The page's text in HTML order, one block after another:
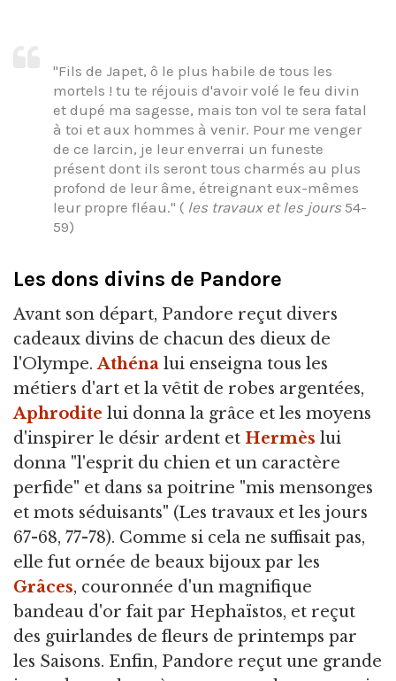
"Fils de Japet, ô le plus habile de tous les
mortels ! tu te réjouis d'avoir volé le feu divin
et dupé ma sagesse, mais ton vol te sera fatal
à toi et aux hommes à venir. Pour me venger
de ce larcin, je leur enverrai un funeste
présent dont ils seront tous charmés au plus
profond de leur âme, étreignant eux-mêmes
leur propre fléau." ( les travaux et les jours 54-
59)
Les dons divins de Pandore
Avant son départ, Pandore reçut divers
cadeaux divins de chacun des dieux de
l'Olympe.Athéna lui enseigna tous les
métiers d'art et la vêtit de robes argentées,
Aphrodite lui donna la grâce et les moyens
d'inspirer le désir ardent et Hermès lui
donna "l'esprit du chien et un caractère
perfide" et dans sa poitrine "mis mensonges
et mots séduisants" (Les travaux et les jours
67-68, 77-78). Comme si cela ne suffisait pas,
elle fut ornée de beaux bijoux par les
Grâces, couronnée d'un magnifique
bandeau d'or fait par Hephaïstos, et reçut
des guirlandes de fleurs de printemps par
les Saisons. Enfin, Pandore reçut une grande